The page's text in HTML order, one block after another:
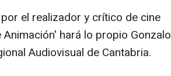
el realizador y crítico de cine
hará lo propio Gonzalo
Audiovisual de Cantabria.